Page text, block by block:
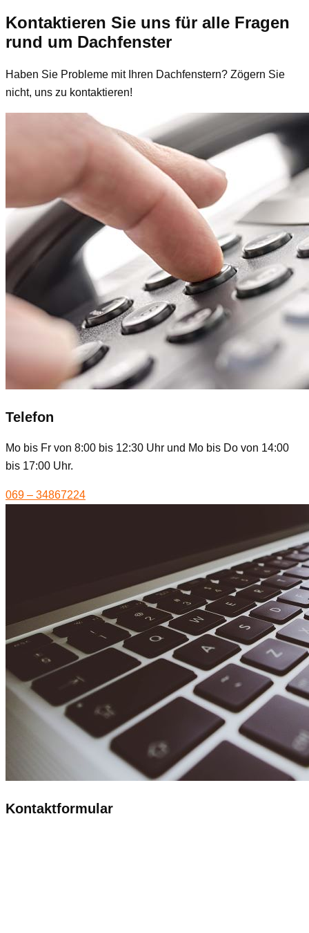
Kontaktieren Sie uns für alle Fragen
rund um Dachfenster
Haben Sie Probleme mit Ihren Dachfenstern? Zögern Sie
nicht, uns zu kontaktieren!
Telefon
Mo bis Fr von 8:00 bis 12:30 Uhr und Mo bis Do von 14:00
bis 17:00 Uhr.
069 – 34867224
Kontaktformular